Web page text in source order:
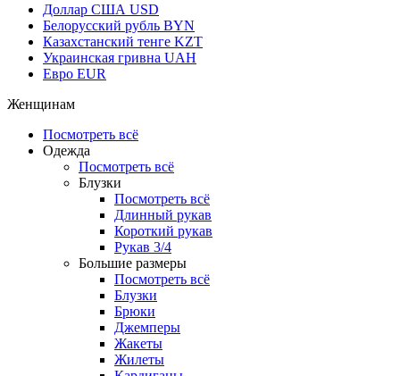
Доллар США USD
Белорусский рубль BYN
Казахстанский тенге KZT
Украинская гривна UAH
Евро EUR
Женщинам
Посмотреть всё
Одежда
Посмотреть всё
Блузки
Посмотреть всё
Длинный рукав
Короткий рукав
Рукав 3/4
Большие размеры
Посмотреть всё
Блузки
Брюки
Джемперы
Жакеты
Жилеты